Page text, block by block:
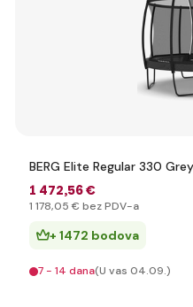
BERG Elite Regular 330
1 472,56 €
1 178,05 € bez PDV-a
+ 1472 bodova
7 - 14 dana(U vas 04.09.)